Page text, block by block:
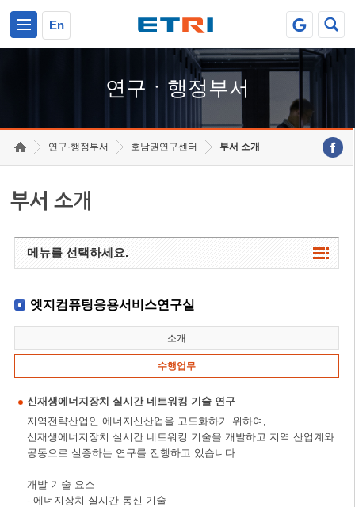
En
연구ㆍ행정부서
연구·행정부서 호남권연구센터 부서 소개
부서 소개
메뉴를 선택하세요.
엣지컴퓨팅응용서비스연구실
소개
수행업무
신재생에너지장치 실시간 네트워킹 기술 연구
지역전략산업인 에너지신산업을 고도화하기 위하여,
신재생에너지장치 실시간 네트워킹 기술을 개발하고 지역 산업계와
공동으로 실증하는 연구를 진행하고 있습니다.
개발 기술 요소
- 에너지장치 실시간 통신 기술